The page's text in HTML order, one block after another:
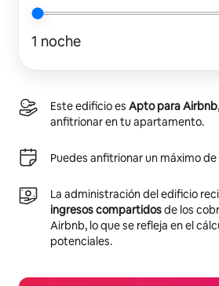
1 noche
Este edificio es Apto para Airbnb
anfitrionar en tu apartamento.
Puedes anfitrionar un máximo de
La administración del edificio
ingresos compartidosde los
Airbnb, lo que se refleja en el
potenciales.